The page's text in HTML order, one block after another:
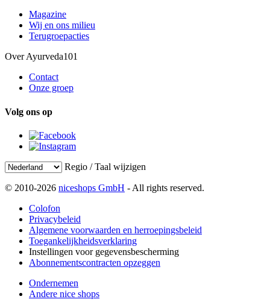
Magazine
Wij en ons milieu
Terugroepacties
Over Ayurveda101
Contact
Onze groep
Volg ons op
Regio / Taal wijzigen
© 2010-2026 niceshops GmbH - All rights reserved.
Colofon
Privacybeleid
Algemene voorwaarden en herroepingsbeleid
Toegankelijkheidsverklaring
Instellingen voor gegevensbescherming
Abonnementscontracten opzeggen
Ondernemen
Andere nice shops